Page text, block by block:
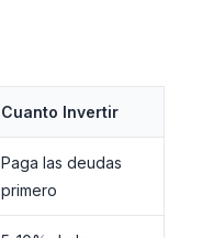
Cuanto Invertir
Paga las deudas
primero